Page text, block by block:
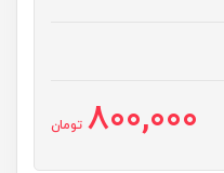
800,000 تومان